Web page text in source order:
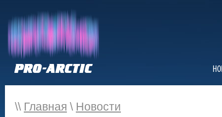
\\ Главная \ Новости